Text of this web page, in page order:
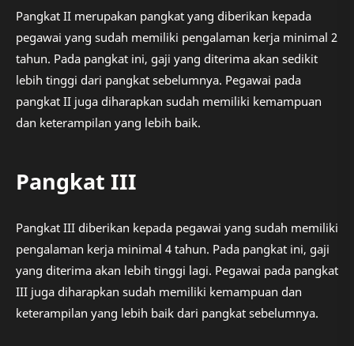
Pangkat II merupakan pangkat yang diberikan kepada
pegawai yang sudah memiliki pengalaman kerja minimal 2
tahun. Pada pangkat ini, gaji yang diterima akan sedikit
lebih tinggi dari pangkat sebelumnya. Pegawai pada
pangkat II juga diharapkan sudah memiliki kemampuan
dan keterampilan yang lebih baik.
Pangkat III
Pangkat III diberikan kepada pegawai yang sudah memiliki
pengalaman kerja minimal 4 tahun. Pada pangkat ini, gaji
yang diterima akan lebih tinggi lagi. Pegawai pada pangkat
III juga diharapkan sudah memiliki kemampuan dan
keterampilan yang lebih baik dari pangkat sebelumnya.